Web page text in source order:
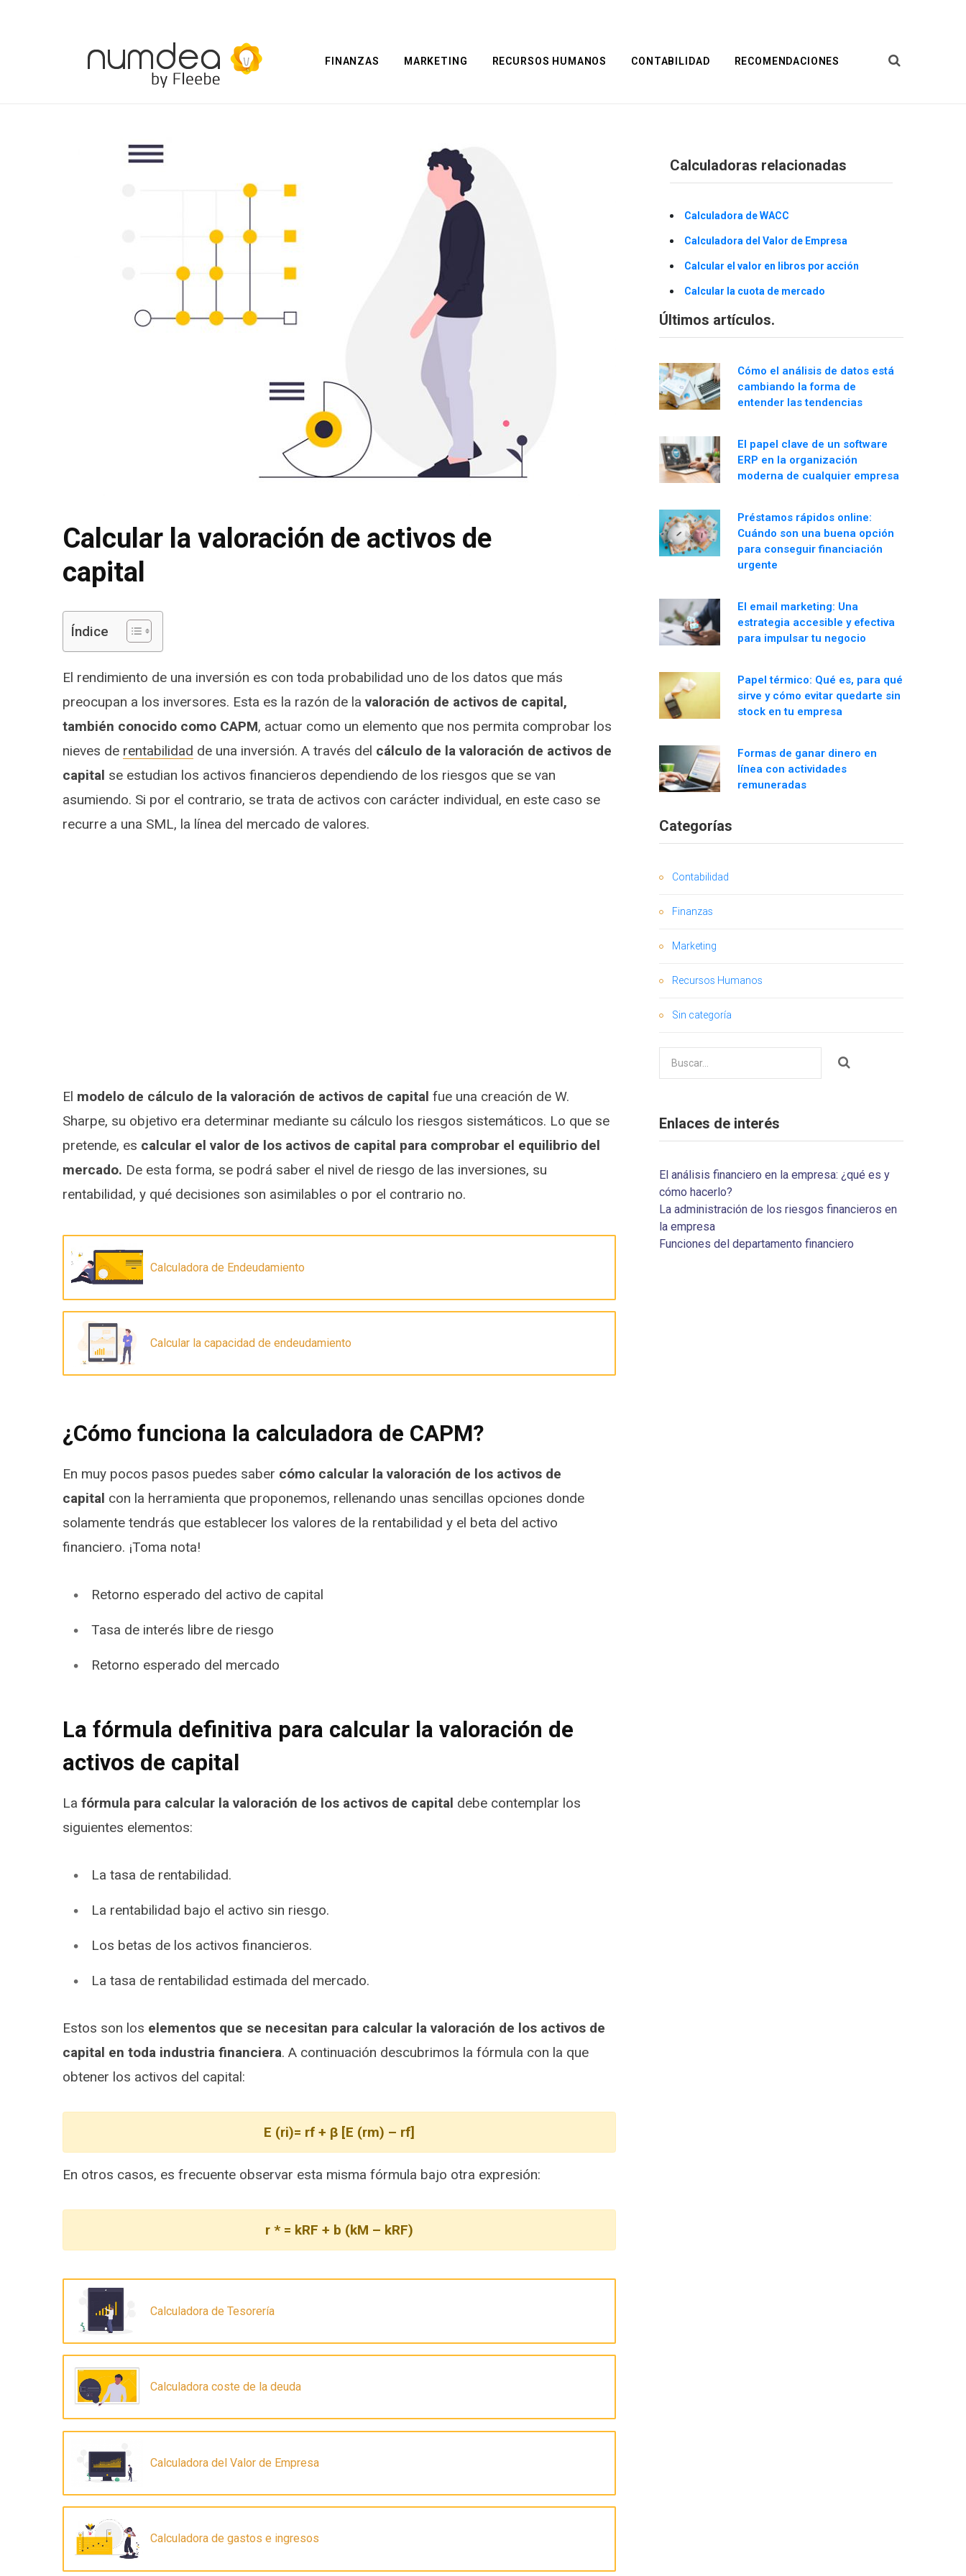
FINANZAS MARKETING RECURSOS HUMANOS CONTABILIDAD RECOMENDACIONES
Calcular la valoración de activos de
capital
Índice
El rendimiento de una inversión es con toda probabilidad uno de los datos que más
preocupan a los inversores. Esta es la razón de la valoración de activos de capital,
también conocido como CAPM, actuar como un elemento que nos permita comprobar los
nieves de rentabilidad de una inversión. A través del cálculo de la valoración de activos de
capital se estudian los activos financieros dependiendo de los riesgos que se van
asumiendo. Si por el contrario, se trata de activos con carácter individual, en este caso se
recurre a una SML, la línea del mercado de valores.
El modelo de cálculo de la valoración de activos de capital fue una creación de W.
Sharpe, su objetivo era determinar mediante su cálculo los riesgos sistemáticos. Lo que se
pretende, es calcular el valor de los activos de capital para comprobar el equilibrio del
mercado. De esta forma, se podrá saber el nivel de riesgo de las inversiones, su
rentabilidad, y qué decisiones son asimilables o por el contrario no.
Calculadora de Endeudamiento
Calcular la capacidad de endeudamiento
¿Cómo funciona la calculadora de CAPM?
En muy pocos pasos puedes saber cómo calcular la valoración de los activos de
capital con la herramienta que proponemos, rellenando unas sencillas opciones donde
solamente tendrás que establecer los valores de la rentabilidad y el beta del activo
financiero. ¡Toma nota!
Retorno esperado del activo de capital
Tasa de interés libre de riesgo
Retorno esperado del mercado
La fórmula definitiva para calcular la valoración de
activos de capital
La fórmula para calcular la valoración de los activos de capital debe contemplar los
siguientes elementos:
La tasa de rentabilidad.
La rentabilidad bajo el activo sin riesgo.
Los betas de los activos financieros.
La tasa de rentabilidad estimada del mercado.
Estos son los elementos que se necesitan para calcular la valoración de los activos de
capital en toda industria financiera. A continuación descubrimos la fórmula con la que
obtener los activos del capital:
E (ri)= rf + β [E (rm) – rf]
En otros casos, es frecuente observar esta misma fórmula bajo otra expresión:
r * = kRF + b (kM – kRF)
Calculadora de Tesorería
Calculadora coste de la deuda
Calculadora del Valor de Empresa
Calculadora de gastos e ingresos
Calculadoras relacionadas
Calculadora de WACC
Calculadora del Valor de Empresa
Calcular el valor en libros por acción
Calcular la cuota de mercado
Últimos artículos.
Cómo el análisis de datos está
cambiando la forma de
entender las tendencias
El papel clave de un software
ERP en la organización
moderna de cualquier empresa
Préstamos rápidos online:
Cuándo son una buena opción
para conseguir financiación
urgente
El email marketing: Una
estrategia accesible y efectiva
para impulsar tu negocio
Papel térmico: Qué es, para qué
sirve y cómo evitar quedarte sin
stock en tu empresa
Formas de ganar dinero en
línea con actividades
remuneradas
Categorías
Contabilidad
Finanzas
Marketing
Recursos Humanos
Sin categoría
por:
Enlaces de interés
El análisis financiero en la empresa: ¿qué es y
cómo hacerlo?
La administración de los riesgos financieros en
la empresa
Funciones del departamento financiero